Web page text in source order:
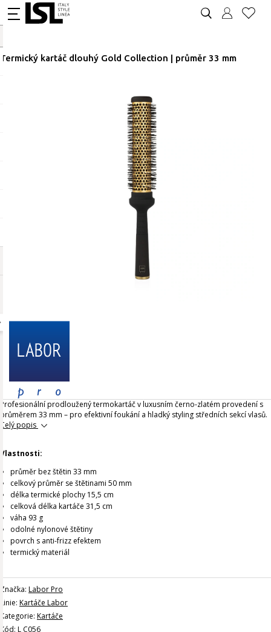
Termický kartáč dlouhý Gold Collection | průměr 33 mm
Profesionální prodloužený termokartáč v luxusním černo-zlatém provedení s
průměrem 33 mm – pro efektivní foukání a hladký styling středních sekcí vlasů.
Celý popis
Vlastnosti:
průměr bez štětin 33 mm
celkový průměr se štětinami 50 mm
délka termické plochy 15,5 cm
celková délka kartáče 31,5 cm
váha 93 g
odolné nylonové štětiny
povrch s anti-frizz efektem
termický materiál
Značka: Labor Pro
Linie: Kartáče Labor
Kategorie: Kartáče
Kód: L C056